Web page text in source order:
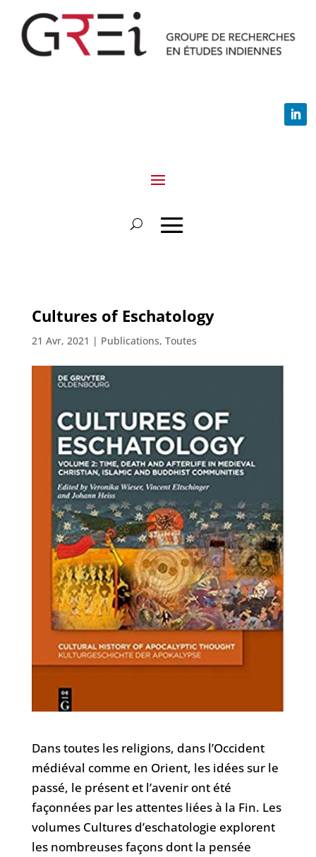
Cultures of Eschatology
21 Avr, 2021 | Publications, Toutes
Dans toutes les religions, dans l’Occident
médiéval comme en Orient, les idées sur le
passé, le présent et l’avenir ont été
façonnées par les attentes liées à la Fin. Les
volumes Cultures d’eschatologie explorent
les nombreuses façons dont la pensée